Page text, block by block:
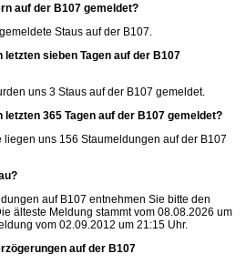
auf der B107 gemeldet?
gemeldete Staus auf der B107.
letzten sieben Tagen auf der B107
uns 3 Staus auf der B107 gemeldet.
letzten 365 Tagen auf der B107 gemeldet?
liegen uns 156 Staumeldungen auf der B107
auf B107 entnehmen Sie bitte den
älteste Meldung stammt vom 08.08.2026 um
vom 02.09.2012 um 21:15 Uhr.
auf der B107